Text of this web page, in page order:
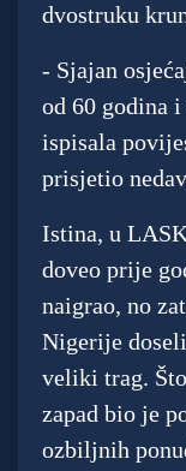
dvostruku
- Sjajan
od 60 godina
ispisala
prisjetio
Istina, u
doveo prije
naigrao, no
Nigerije
veliki trag.
zapad bio je
ozbiljnih